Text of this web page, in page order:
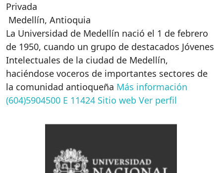
Privada
Medellín, Antioquia
La Universidad de Medellín nació el 1 de febrero
de 1950, cuando un grupo de destacados Jóvenes
Intelectuales de la ciudad de Medellín,
haciéndose voceros de importantes sectores de
la comunidad antioqueña Más información
(604)5904500 E 11424 Sitio web Ver perfil